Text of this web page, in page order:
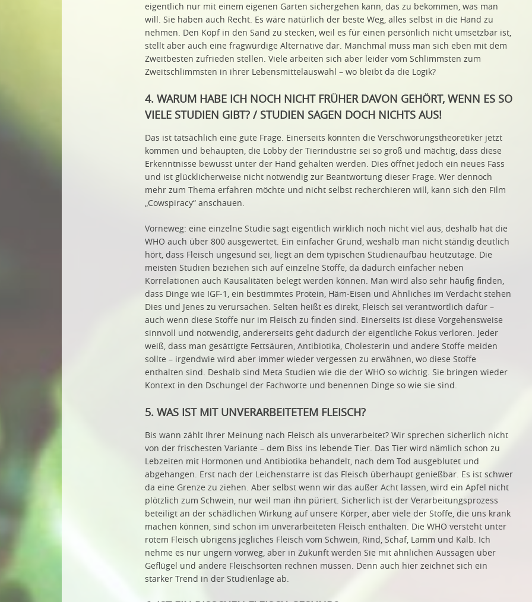
eigentlich nur mit einem eigenen Garten sichergehen kann, das zu bekommen, was man
will. Sie haben auch Recht. Es wäre natürlich der beste Weg, alles selbst in die Hand zu
nehmen. Den Kopf in den Sand zu stecken, weil es für einen persönlich nicht umsetzbar ist,
stellt aber auch eine fragwürdige Alternative dar. Manchmal muss man sich eben mit dem
Zweitbesten zufrieden stellen. Viele arbeiten sich aber leider vom Schlimmsten zum
Zweitschlimmsten in ihrer Lebensmittelauswahl – wo bleibt da die Logik?
4. WARUM HABE ICH NOCH NICHT FRÜHER DAVON GEHÖRT, WENN ES SO
VIELE STUDIEN GIBT? / STUDIEN SAGEN DOCH NICHTS AUS!
Das ist tatsächlich eine gute Frage. Einerseits könnten die Verschwörungstheoretiker jetzt
kommen und behaupten, die Lobby der Tierindustrie sei so groß und mächtig, dass diese
Erkenntnisse bewusst unter der Hand gehalten werden. Dies öffnet jedoch ein neues Fass
und ist glücklicherweise nicht notwendig zur Beantwortung dieser Frage. Wer dennoch
mehr zum Thema erfahren möchte und nicht selbst recherchieren will, kann sich den Film
„Cowspiracy“ anschauen.
Vorneweg: eine einzelne Studie sagt eigentlich wirklich noch nicht viel aus, deshalb hat die
WHO auch über 800 ausgewertet. Ein einfacher Grund, weshalb man nicht ständig deutlich
hört, dass Fleisch ungesund sei, liegt an dem typischen Studienaufbau heutzutage. Die
meisten Studien beziehen sich auf einzelne Stoffe, da dadurch einfacher neben
Korrelationen auch Kausalitäten belegt werden können. Man wird also sehr häufig finden,
dass Dinge wie IGF-1, ein bestimmtes Protein, Häm-Eisen und Ähnliches im Verdacht stehen
Dies und Jenes zu verursachen. Selten heißt es direkt, Fleisch sei verantwortlich dafür –
auch wenn diese Stoffe nur im Fleisch zu finden sind. Einerseits ist diese Vorgehensweise
sinnvoll und notwendig, andererseits geht dadurch der eigentliche Fokus verloren. Jeder
weiß, dass man gesättigte Fettsäuren, Antibiotika, Cholesterin und andere Stoffe meiden
sollte – irgendwie wird aber immer wieder vergessen zu erwähnen, wo diese Stoffe
enthalten sind. Deshalb sind Meta Studien wie die der WHO so wichtig. Sie bringen wieder
Kontext in den Dschungel der Fachworte und benennen Dinge so wie sie sind.
5. WAS IST MIT UNVERARBEITETEM FLEISCH?
Bis wann zählt Ihrer Meinung nach Fleisch als unverarbeitet? Wir sprechen sicherlich nicht
von der frischesten Variante – dem Biss ins lebende Tier. Das Tier wird nämlich schon zu
Lebzeiten mit Hormonen und Antibiotika behandelt, nach dem Tod ausgeblutet und
abgehangen. Erst nach der Leichenstarre ist das Fleisch überhaupt genießbar. Es ist schwer
da eine Grenze zu ziehen. Aber selbst wenn wir das außer Acht lassen, wird ein Apfel nicht
plötzlich zum Schwein, nur weil man ihn püriert. Sicherlich ist der Verarbeitungsprozess
beteiligt an der schädlichen Wirkung auf unsere Körper, aber viele der Stoffe, die uns krank
machen können, sind schon im unverarbeiteten Fleisch enthalten. Die WHO versteht unter
rotem Fleisch übrigens jegliches Fleisch vom Schwein, Rind, Schaf, Lamm und Kalb. Ich
nehme es nur ungern vorweg, aber in Zukunft werden Sie mit ähnlichen Aussagen über
Geflügel und andere Fleischsorten rechnen müssen. Denn auch hier zeichnet sich ein
starker Trend in der Studienlage ab.